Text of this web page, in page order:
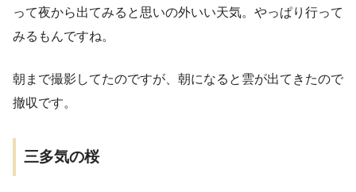
って夜から出てみると思いの外いい天気。やっぱり行って
みるもんですね。
朝まで撮影してたのですが、朝になると雲が出てきたので
撤収です。
三多気の桜